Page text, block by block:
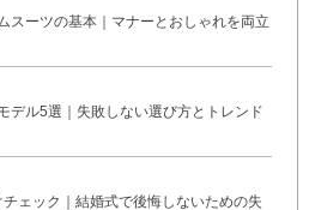
スーツの基本｜マナーとおしゃれを両立
デル5選｜失敗しない選び方とトレンド
ェック｜結婚式で後悔しないための失